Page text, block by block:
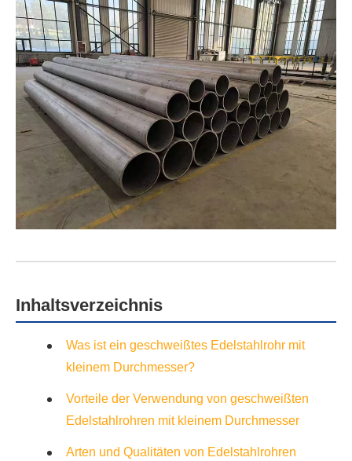
Inhaltsverzeichnis
Was ist ein geschweißtes Edelstahlrohr mit
kleinem Durchmesser?
Vorteile der Verwendung von geschweißten
Edelstahlrohren mit kleinem Durchmesser
Arten und Qualitäten von Edelstahlrohren